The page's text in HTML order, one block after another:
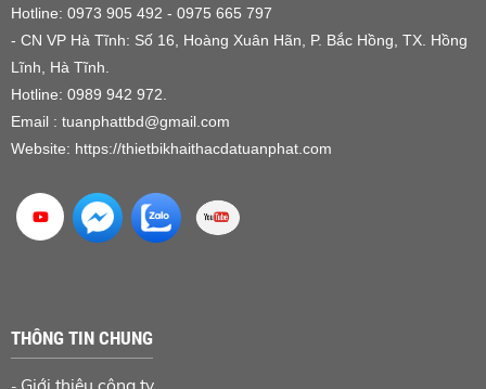
Hotline: 0973 905 492 - 0975 665 797
- CN VP Hà Tĩnh: Số 16, Hoàng Xuân Hãn, P. Bắc Hồng, TX. Hồng
Lĩnh, Hà Tĩnh.
Hotline: 0989 942 972.
Email : tuanphattbd@gmail.com
Website: https://thietbikhaithacdatuanphat.com
THÔNG TIN CHUNG
- Giới thiệu công ty.